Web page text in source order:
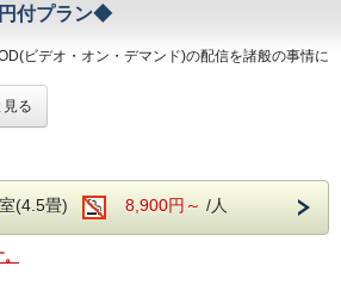
四国八十八ヶ所)
所 竹林寺…車で約20分
所 雪蹊寺…車で約20分
貸出グッズ
フロント対応
ス◇
駅…徒歩5分
車で約10分
光◇
、高知城歴史博物館、ひろめ市場、日曜市…徒歩約
…徒歩約15分/はりまや橋…徒歩約10分
四国八十八ヶ所)
◇
た大浴場は一日の疲れが癒やされると好評です!
癒して下さい。男湯にはサウナも完備♪
浴場/15:00～25:00/6:00～9:00
ウナ/15:00～24:00
ックやバスも駐車可能な専用平置き駐車場３７台
※車輌の大きさによって料金が異なります)
ご利用の場合は必ずご連絡ください
先着順になります
から徒歩5分の好立地!
た男女大浴場!深夜は1時まで朝は6時00分から入
サウナも!
隣接した平置き駐車場!大型車やバスも駐車可能
た大浴場は一日の疲れが癒やされると好評です!
癒して下さい。男湯にはサウナも完備♪
付プラン◆
ビデオ・オン・デマンド)の配信を諸般の事情に
。
顧いただき、誠にありがとうございました。
は朝食付きのプランとなります★
で分かる！ホテル港屋の５つの特徴☆★
見る
(4.5畳) 8,900円～ /人